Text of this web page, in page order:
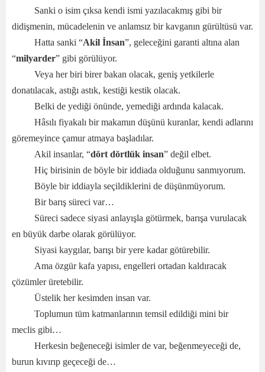
Sanki o isim çıksa kendi ismi yazılacakmış gibi bir
didişmenin, mücadelenin ve anlamsız bir kavganın gürültüsü var.
Hatta sanki “Akil İnsan”, geleceğini garanti altına alan
“milyarder” gibi görülüyor.
Veya her biri birer bakan olacak, geniş yetkilerle
donatılacak, astığı astık, kestiği kestik olacak.
Belki de yediği önünde, yemediği ardında kalacak.
Hâsılı fiyakalı bir makamın düşünü kuranlar, kendi adlarını
göremeyince çamur atmaya başladılar.
Akil insanlar, “dört dörtlük insan” değil elbet.
Hiç birisinin de böyle bir iddiada olduğunu sanmıyorum.
Böyle bir iddiayla seçildiklerini de düşünmüyorum.
Bir barış süreci var…
Süreci sadece siyasi anlayışla götürmek, barışa vurulacak
en büyük darbe olarak görülüyor.
Siyasi kaygılar, barışı bir yere kadar götürebilir.
Ama özgür kafa yapısı, engelleri ortadan kaldıracak
çözümler üretebilir.
Üstelik her kesimden insan var.
Toplumun tüm katmanlarının temsil edildiği mini bir
meclis gibi…
Herkesin beğeneceği isimler de var, beğenmeyeceği de,
burun kıvırıp geçeceği de…